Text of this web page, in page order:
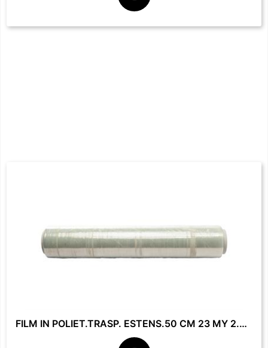
FILM IN POLIET.TRASP. ESTENS.50 CM 23 MY 2.2 KG **